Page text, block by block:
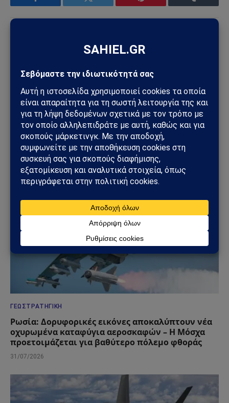
Facebook Twitter Pinterest Tumblr
Το Sahiel.gr είναι ανεξάρτητη ψηφιακή πύλη ενημέρωσης
και ανάλυσης με έμφαση στη γεωπολιτική, τη διεθνή
ασφάλεια, τα εθνικά ζητήματα και τις διεθνείς εξελίξεις
που επηρεάζουν την Ελλάδα και τον ευρύτερο ελληνισμό.
ΔΕΙΤΕ ΕΠΙΣΗΣ →
ΓΕΩΣΤΡΑΤΗΓΙΚΉ
Ρωσία: Δορυφορικές εικόνες αποκαλύπτουν νέα
οχυρωμένα καταφύγια αεροσκαφών – Η Μόσχα
προετοιμάζεται για βαθύτερο πόλεμο φθοράς
31/07/2026